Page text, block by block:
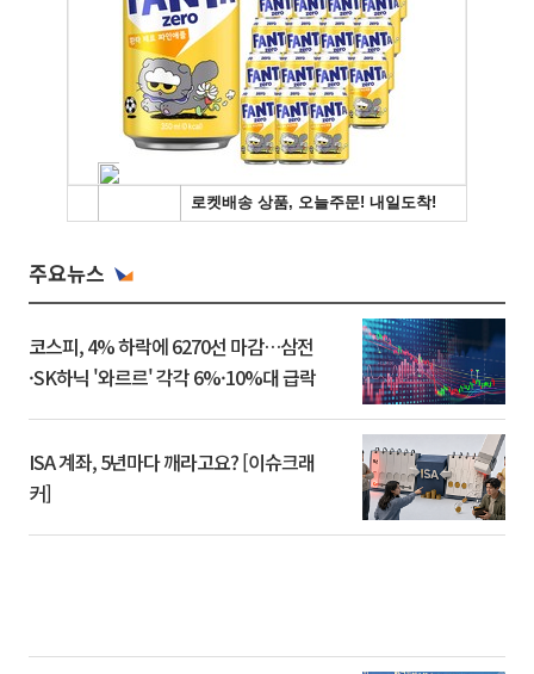
주요뉴스
코스피, 4% 하락에 6270선 마감…삼전
·SK하닉 '와르르' 각각 6%·10%대 급락
ISA 계좌, 5년마다 깨라고요? [이슈크래
커]